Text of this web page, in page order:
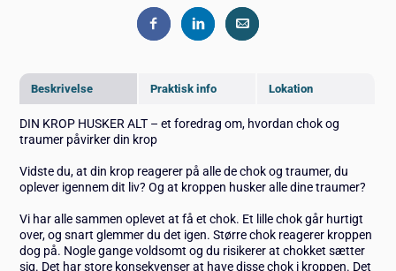
Beskrivelse Praktisk info Lokation
DIN KROP HUSKER ALT – et foredrag om, hvordan chok og
traumer påvirker din krop
Vidste du, at din krop reagerer på alle de chok og traumer, du
oplever igennem dit liv? Og at kroppen husker alle dine traumer?
Vi har alle sammen oplevet at få et chok. Et lille chok går hurtigt
over, og snart glemmer du det igen. Større chok reagerer kroppen
dog på. Nogle gange voldsomt og du risikerer at chokket sætter
sig. Det har store konsekvenser at have disse chok i kroppen. Det